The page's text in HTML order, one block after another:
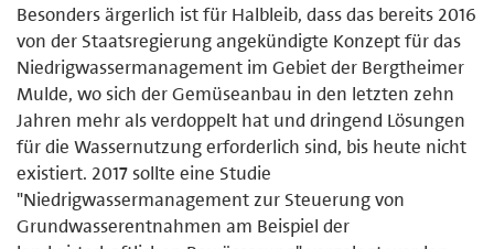
Besonders ärgerlich ist für Halbleib, dass das bereits 2016
von der Staatsregierung angekündigte Konzept für das
Niedrigwassermanagement im Gebiet der Bergtheimer
Mulde, wo sich der Gemüseanbau in den letzten zehn
Jahren mehr als verdoppelt hat und dringend Lösungen
für die Wassernutzung erforderlich sind, bis heute nicht
existiert. 2017 sollte eine Studie
"Niedrigwassermanagement zur Steuerung von
Grundwasserentnahmen am Beispiel der